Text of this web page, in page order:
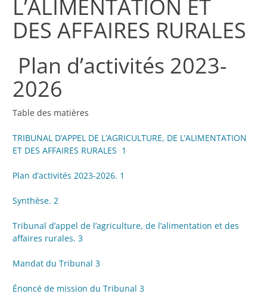
L’ALIMENTATION ET
DES AFFAIRES RURALES
Plan d’activités 2023-
2026
Table des matières
TRIBUNAL D’APPEL DE L’AGRICULTURE, DE L’ALIMENTATION
ET DES AFFAIRES RURALES 1
Plan d’activités 2023-2026. 1
Synthèse. 2
Tribunal d’appel de l’agriculture, de l’alimentation et des
affaires rurales. 3
Mandat du Tribunal 3
Énoncé de mission du Tribunal 3